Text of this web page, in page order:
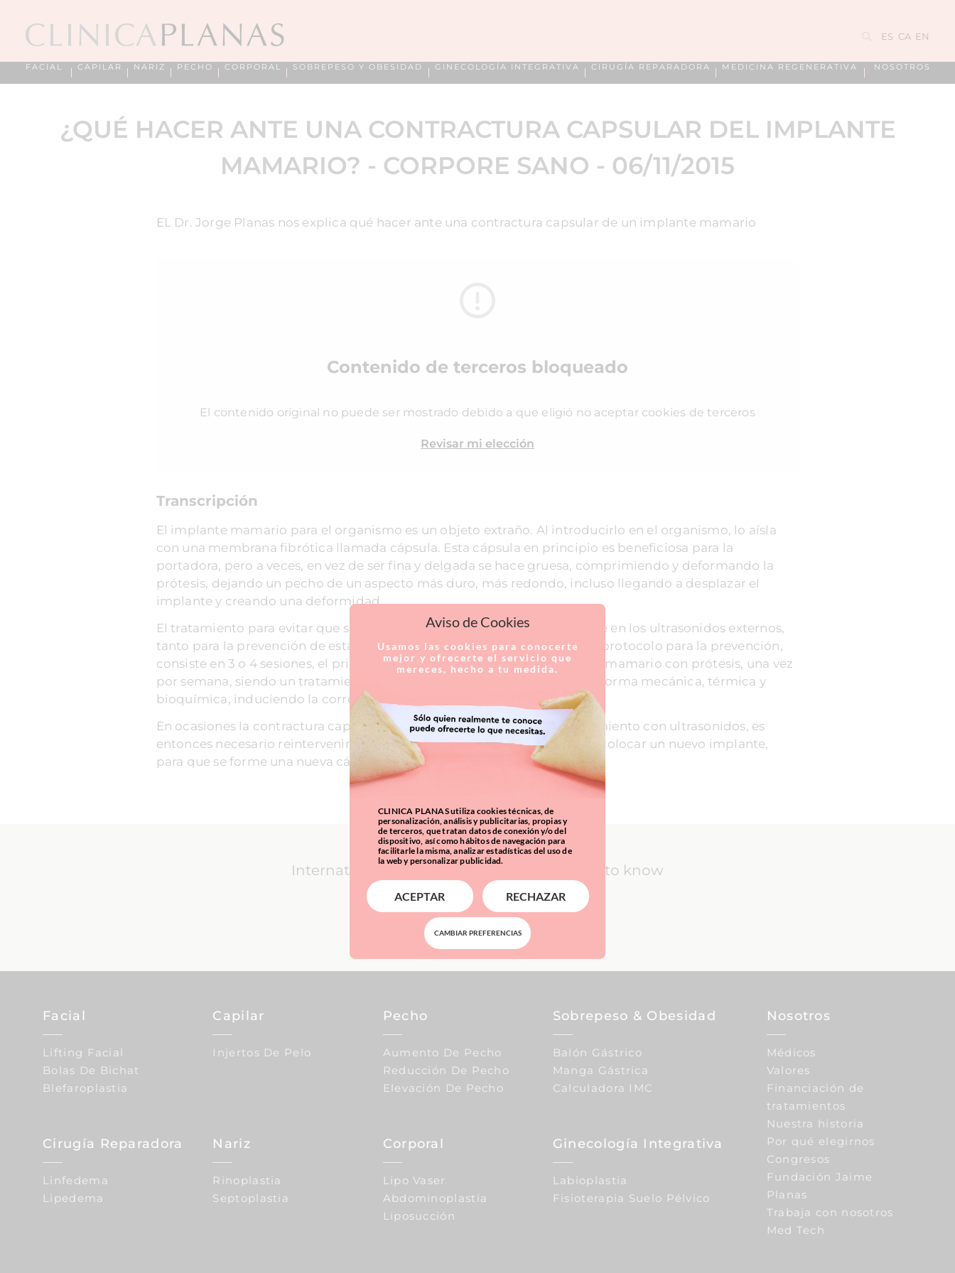
ES CA EN
FACIAL CAPILAR NARIZ PECHO CORPORAL SOBREPESO Y OBESIDAD GINECOLOGÍA INTEGRATIVA CIRUGÍA REPARADORA MEDICINA REGENERATIVA NOSOTROS
¿QUÉ HACER ANTE UNA CONTRACTURA CAPSULAR DEL IMPLANTE
MAMARIO? - CORPORE SANO - 06/11/2015
EL Dr. Jorge Planas nos explica qué hacer ante una contractura capsular de un implante mamario
Contenido de terceros bloqueado
El contenido original no puede ser mostrado debido a que eligió no aceptar cookies de terceros
Revisar mi elección
Transcripción
El implante mamario para el organismo es un objeto extraño. Al introducirlo en el organismo, lo aísla
con una membrana fibrótica llamada cápsula. Esta cápsula en principio es beneficiosa para la
portadora, pero a veces, en vez de ser fina y delgada se hace gruesa, comprimiendo y deformando la
prótesis, dejando un pecho de un aspecto más duro, más redondo, incluso llegando a desplazar el
implante y creando una deformidad.
El tratamiento para evitar que se forme una contractura capsular consiste en los ultrasonidos externos,
tanto para la prevención de esta patología como para su tratamiento. El protocolo para la prevención,
consiste en 3 o 4 sesiones, el primer mes tras la intervención de aumento mamario con prótesis, una vez
por semana, siendo un tratamiento indoloro, actuando a tres niveles, de forma mecánica, térmica y
bioquímica, induciendo la correcta formación de la cápsula.
En ocasiones la contractura capsular ya instaurada, no responde al tratamiento con ultrasonidos, es
entonces necesario reintervenir a la paciente para extraer esta cápsula y colocar un nuevo implante,
para que se forme una nueva cápsula periprotésica más delgada.
International Patients: everything you need to know
LEARN MORE
Facial
Lifting Facial
Bolas De Bichat
Blefaroplastia
Cirugía Reparadora
Linfedema
Lipedema
Capilar
Injertos De Pelo
Nariz
Rinoplastia
Septoplastia
Pecho
Aumento De Pecho
Reducción De Pecho
Elevación De Pecho
Corporal
Lipo Vaser
Abdominoplastia
Liposucción
Sobrepeso & Obesidad
Balón Gástrico
Manga Gástrica
Calculadora IMC
Ginecología Integrativa
Labioplastia
Fisioterapia Suelo Pélvico
Nosotros
Médicos
Valores
Financiación de
tratamientos
Nuestra historia
Por qué elegirnos
Congresos
Fundación Jaime
Planas
Trabaja con nosotros
Med Tech
Aviso de Cookies
Usamos las cookies para conocerte
mejor y ofrecerte el servicio que
mereces, hecho a tu medida.
CLINICA PLANAS utiliza cookies técnicas, de
personalización, análisis y publicitarias, propias y
de terceros, que tratan datos de conexión y/o del
dispositivo, así como hábitos de navegación para
facilitarle la misma, analizar estadísticas del uso de
la web y personalizar publicidad.
ACEPTAR RECHAZAR
CAMBIAR PREFERENCIAS